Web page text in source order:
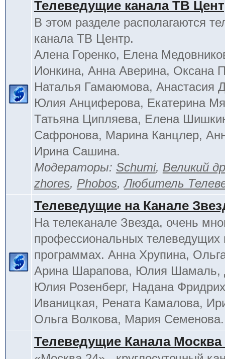
Телеведущие канала ТВ
В этом разделе располагаются
канала ТВ Центр.
Алена Горенко, Елена
Ионкина, Анна Аверина, Оксана
Наталья Гамаюмова, Анастасия
Юлия Анциферова, Екатерина
Татьяна Ципляева, Елена
Сафронова, Марина Канцлер,
Ирина Сашина.
Модераторы: Schumi, Великий
zhores, Phobos,Любитель
Телеведущие на Канале
На телеканале Звезда, очень
профессиональных телеведущих
программах. Анна Хрупина,
Арина Шарапова, Юлия Шамаль,
Юлия Розенберг, Надана
Иваницкая, Рената Камалова,
Ольга Волкова, Мария Семенова.
Телеведущие Канала Москва